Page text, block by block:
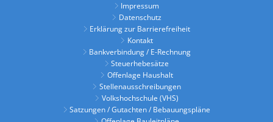
Impressum
Datenschutz
Erklärung zur Barrierefreiheit
Kontakt
Bankverbindung / E-Rechnung
Steuerhebesätze
Offenlage Haushalt
Stellenausschreibungen
Volkshochschule (VHS)
Satzungen / Gutachten / Bebauungspläne